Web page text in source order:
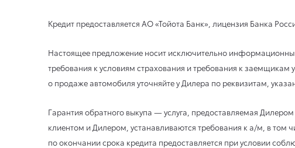
Кредит предоставляется АО «Тойота Банк», лицензия Банка
Настоящее предложение носит исключительно
требования к условиям страхования и требования к
о продаже автомобиля уточняйте у Дилера по реквизитам,
Гарантия обратного выкупа — услуга, предоставляемая
клиентом и Дилером, устанавливаются требования к а/м, в том
по окончании срока кредита предоставляется при условии